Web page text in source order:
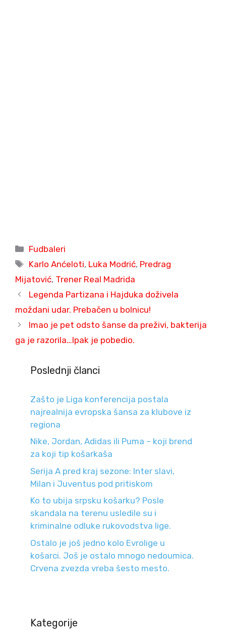
Categories
Fudbaleri
Tags
Karlo Anćeloti, Luka Modrić, Predrag
Mijatović, Trener Real Madrida
Legenda Partizana i Hajduka doživela
moždani udar. Prebačen u bolnicu!
Imao je pet odsto šanse da preživi, bakterija
ga je razorila…Ipak je pobedio.
Poslednji članci
Zašto je Liga konferencija postala
najrealnija evropska šansa za klubove iz
regiona
Nike, Jordan, Adidas ili Puma – koji brend
za koji tip košarkaša
Serija A pred kraj sezone: Inter slavi,
Milan i Juventus pod pritiskom
Ko to ubija srpsku košarku? Posle
skandala na terenu usledile su i
kriminalne odluke rukovodstva lige.
Ostalo je još jedno kolo Evrolige u
košarci. Još je ostalo mnogo nedoumica.
Crvena zvezda vreba šesto mesto.
Kategorije